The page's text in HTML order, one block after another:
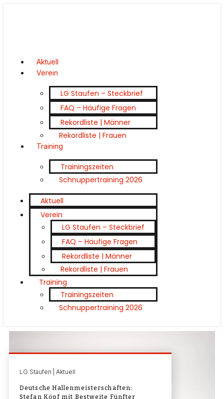
Aktuell
Verein
LG Staufen – Steckbrief
FAQ – Häufige Fragen
Rekordliste | Männer
Rekordliste | Frauen
Training
Trainingszeiten
Schnuppertraining 2026
Aktuell
Verein
LG Staufen – Steckbrief
FAQ – Häufige Fragen
Rekordliste | Männer
Rekordliste | Frauen
Training
Trainingszeiten
Schnuppertraining 2026
LG Staufen | Aktuell
Deutsche Hallenmeisterschaften:
Stefan Köpf mit Bestweite Fünfter